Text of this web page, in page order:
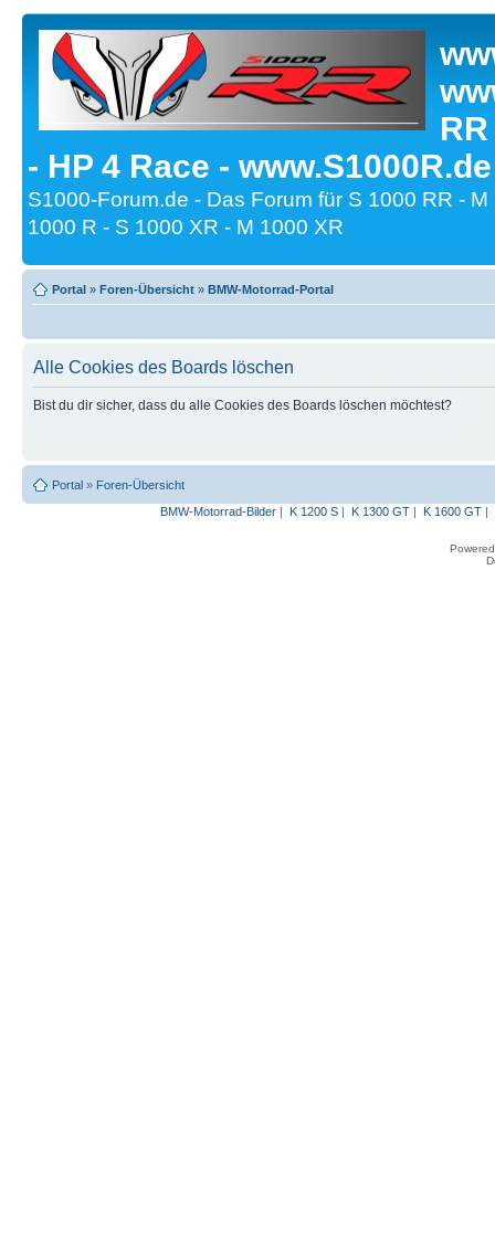
- HP 4 Race -
S1000-Forum.de - Das Forum für S 1000 RR -
1000 R - S 1000 XR - M 1000 XR
Portal » Foren-Übersicht » BMW-Motorrad-Portal
Alle Cookies des Boards löschen
Bist du dir sicher, dass du alle Cookies des Boards löschen möchtest?
Portal » Foren-Übersicht
BMW-Motorrad-Bilder| K 1200 S| K 1300 GT| K 1600 GT|